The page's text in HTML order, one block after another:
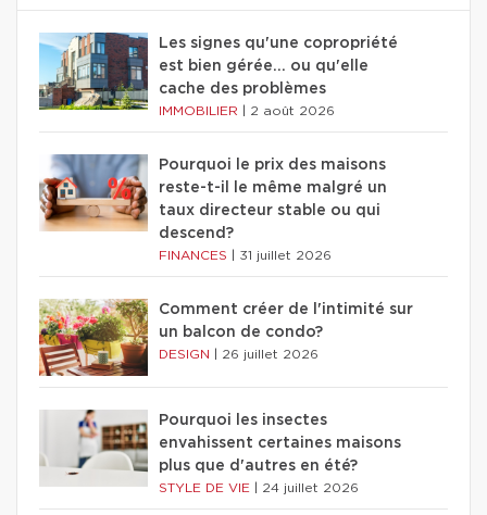
Les signes qu'une copropriété
est bien gérée… ou qu'elle
cache des problèmes
IMMOBILIER 2 août 2026
Pourquoi le prix des maisons
reste-t-il le même malgré un
taux directeur stable ou qui
descend?
FINANCES 31 juillet 2026
Comment créer de l'intimité sur
un balcon de condo?
DESIGN 26 juillet 2026
Pourquoi les insectes
envahissent certaines maisons
plus que d'autres en été?
STYLE DE VIE 24 juillet 2026